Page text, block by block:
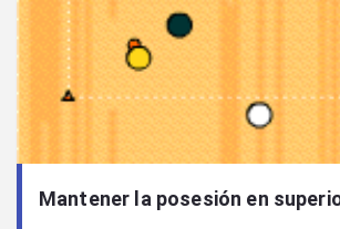
Mantener la posesión en